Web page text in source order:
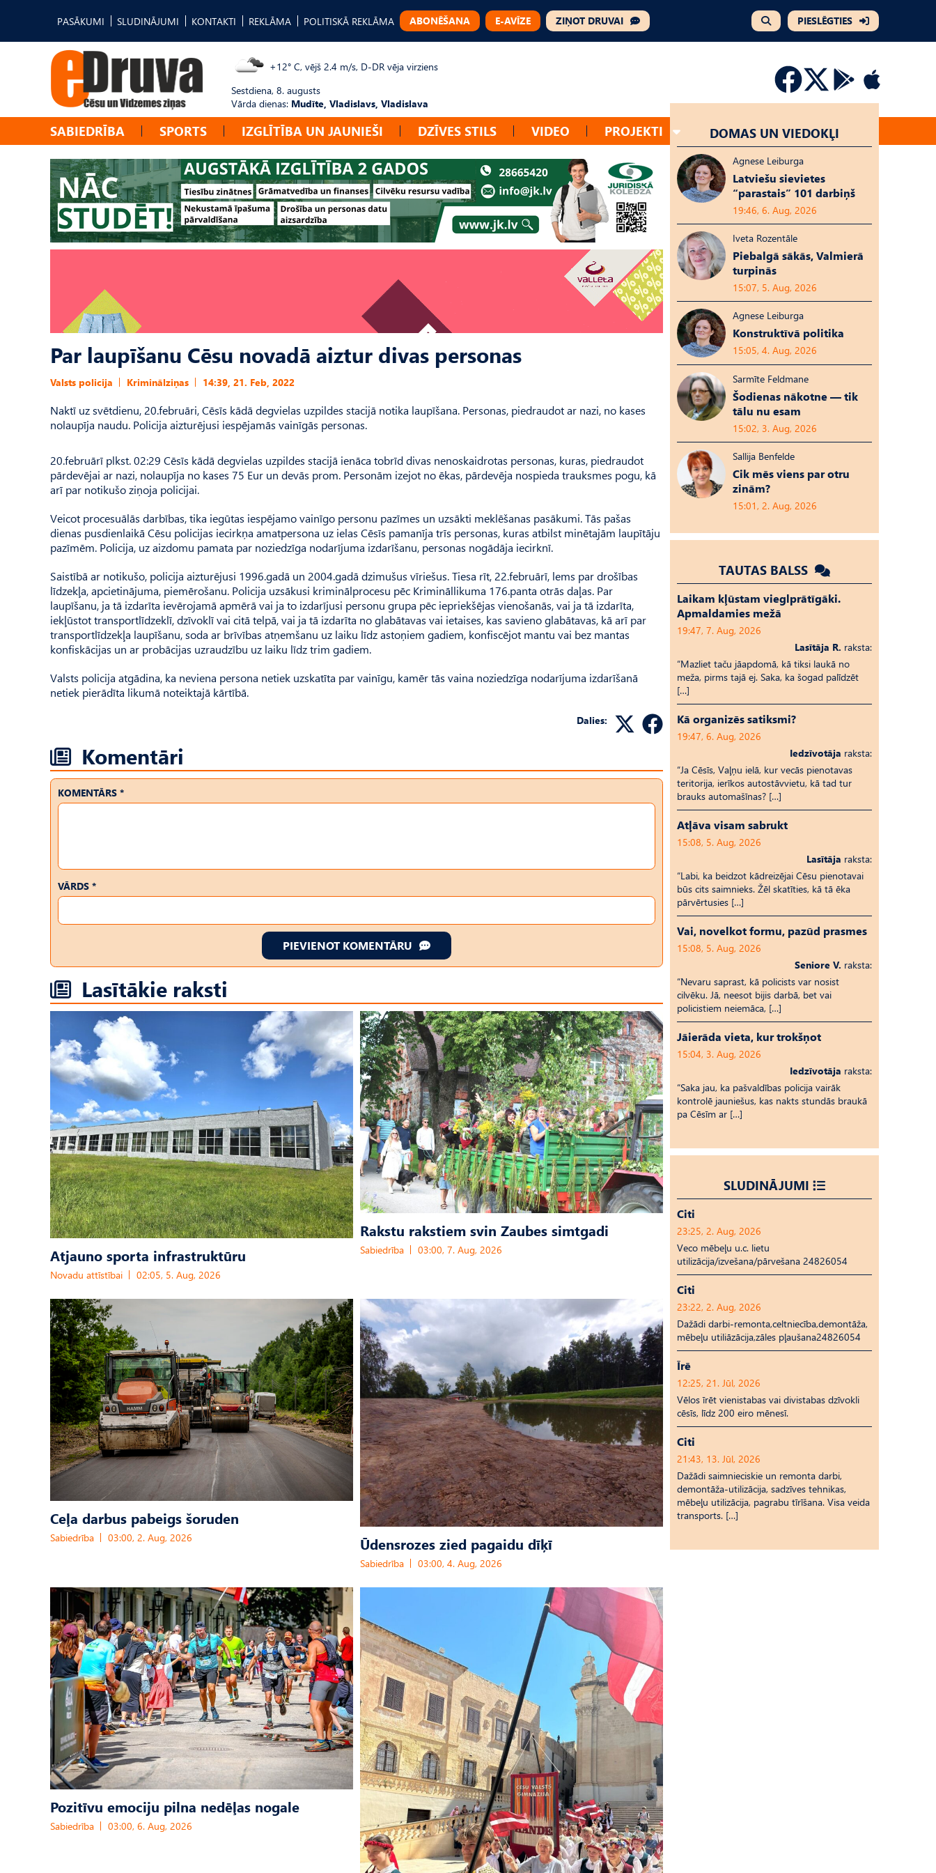
PASĀKUMI SLUDINĀJUMI KONTAKTI REKLĀMA POLITISKĀ REKLĀMA ABONĒŠANA E-AVĪZE ZIŅOT DRUVAI PIESLĒGTIES
+12° C, vējš 2.4 m/s, D-DR vēja virziens
Sestdiena, 8. augusts
Vārda dienas: Mudīte, Vladislavs, Vladislava
SABIEDRĪBA SPORTS IZGLĪTĪBA UN JAUNIEŠI DZĪVES STILS VIDEO PROJEKTI
Par laupīšanu Cēsu novadā aiztur divas personas
Valsts policija Kriminālziņas 14:39, 21. Feb, 2022
Naktī uz svētdienu, 20.februāri, Cēsīs kādā degvielas uzpildes stacijā notika laupīšana. Personas, piedraudot ar nazi, no kases
nolaupīja naudu. Policija aizturējusi iespējamās vainīgās personas.
20.februārī plkst. 02:29 Cēsīs kādā degvielas uzpildes stacijā ienāca tobrīd divas nenoskaidrotas personas, kuras, piedraudot
pārdevējai ar nazi, nolaupīja no kases 75 Eur un devās prom. Personām izejot no ēkas, pārdevēja nospieda trauksmes pogu, kā
arī par notikušo ziņoja policijai.
Veicot procesuālās darbības, tika iegūtas iespējamo vainīgo personu pazīmes un uzsākti meklēšanas pasākumi. Tās pašas
dienas pusdienlaikā Cēsu policijas iecirkņa amatpersona uz ielas Cēsīs pamanīja trīs personas, kuras atbilst minētajām laupītāju
pazīmēm. Policija, uz aizdomu pamata par noziedzīga nodarījuma izdarīšanu, personas nogādāja iecirknī.
Saistībā ar notikušo, policija aizturējusi 1996.gadā un 2004.gadā dzimušus vīriešus. Tiesa rīt, 22.februārī, lems par drošības
līdzekļa, apcietinājuma, piemērošanu. Policija uzsākusi kriminālprocesu pēc Krimināllikuma 176.panta otrās daļas. Par
laupīšanu, ja tā izdarīta ievērojamā apmērā vai ja to izdarījusi personu grupa pēc iepriekšējas vienošanās, vai ja tā izdarīta,
iekļūstot transportlīdzeklī, dzīvoklī vai citā telpā, vai ja tā izdarīta no glabātavas vai ietaises, kas savieno glabātavas, kā arī par
transportlīdzekļa laupīšanu, soda ar brīvības atņemšanu uz laiku līdz astoņiem gadiem, konfiscējot mantu vai bez mantas
konfiskācijas un ar probācijas uzraudzību uz laiku līdz trim gadiem.
Valsts policija atgādina, ka neviena persona netiek uzskatīta par vainīgu, kamēr tās vaina noziedzīga nodarījuma izdarīšanā
netiek pierādīta likumā noteiktajā kārtībā.
Dalies:
Komentāri
KOMENTĀRS *
VĀRDS *
PIEVIENOT KOMENTĀRU
Lasītākie raksti
Atjauno sporta infrastruktūru
Novadu attīstībai 02:05, 5. Aug, 2026
Rakstu rakstiem svin Zaubes simtgadi
Sabiedrība 03:00, 7. Aug, 2026
Ceļa darbus pabeigs šoruden
Sabiedrība 03:00, 2. Aug, 2026 Ūdensrozes zied pagaidu dīķī
Sabiedrība 03:00, 4. Aug, 2026
Pozitīvu emociju pilna nedēļas nogale
Sabiedrība 03:00, 6. Aug, 2026
DOMAS UN VIEDOKĻI
Agnese Leiburga
Latviešu sievietes
“parastais” 101 darbiņš
19:46, 6. Aug, 2026
Iveta Rozentāle
Piebalgā sākās, Valmierā
turpinās
15:07, 5. Aug, 2026
Agnese Leiburga
Konstruktīvā politika
15:05, 4. Aug, 2026
Sarmīte Feldmane
Šodienas nākotne — tik
tālu nu esam
15:02, 3. Aug, 2026
Sallija Benfelde
Cik mēs viens par otru
zinām?
15:01, 2. Aug, 2026
TAUTAS BALSS
Laikam kļūstam vieglprātīgāki.
Apmaldamies mežā
19:47, 7. Aug, 2026
Lasītāja R. raksta:
“Mazliet taču jāapdomā, kā tiksi laukā no
meža, pirms tajā ej. Saka, ka šogad palīdzēt
[…]
Kā organizēs satiksmi?
19:47, 6. Aug, 2026
Iedzīvotāja raksta:
“Ja Cēsīs, Vaļņu ielā, kur vecās pienotavas
teritorija, ierīkos autostāvvietu, kā tad tur
brauks automašīnas? […]
Atļāva visam sabrukt
15:08, 5. Aug, 2026
Lasītāja raksta:
“Labi, ka beidzot kādreizējai Cēsu pienotavai
būs cits saimnieks. Žēl skatīties, kā tā ēka
pārvērtusies […]
Vai, novelkot formu, pazūd prasmes
15:08, 5. Aug, 2026
Seniore V. raksta:
“Nevaru saprast, kā policists var nosist
cilvēku. Jā, neesot bijis darbā, bet vai
policistiem neiemāca, […]
Jāierāda vieta, kur trokšņot
15:04, 3. Aug, 2026
Iedzīvotāja raksta:
“Saka jau, ka pašvaldības policija vairāk
kontrolē jauniešus, kas nakts stundās braukā
pa Cēsīm ar […]
SLUDINĀJUMI
Citi
23:25, 2. Aug, 2026
Veco mēbeļu u.c. lietu
utilizācija/izvešana/pārvešana 24826054
Citi
23:22, 2. Aug, 2026
Dažādi darbi-remonta,celtniecība,demontāža,
mēbeļu utiliāzācija,zāles pļaušana24826054
Īrē
12:25, 21. Jūl, 2026
Vēlos īrēt vienistabas vai divistabas dzīvokli
cēsīs, līdz 200 eiro mēnesī.
Citi
21:43, 13. Jūl, 2026
Dažādi saimnieciskie un remonta darbi,
demontāža-utilizācija, sadzīves tehnikas,
mēbeļu utilizācija, pagrabu tīrīšana. Visa veida
transports. […]